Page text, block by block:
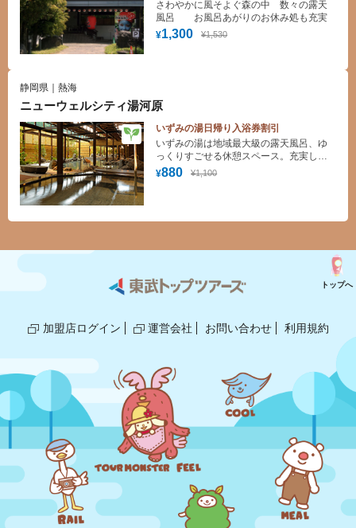
浴券 "
¥1,300 ¥1,530
さわやかに風そよぐ森の中 数々の露天
風呂 お風呂あがりのお休み処も充実
静岡県｜熱海
ニューウェルシティ湯河原
いずみの湯日帰り入浴券割引
¥880 ¥1,100
いずみの湯は地域最大級の露天風呂、ゆ
っくりすごせる休憩スペース。充実した
施設と日帰り温泉の魅力がたっぷりつま
加盟店ログイン 運営会社 お問い合わせ 利用規約
トップへ